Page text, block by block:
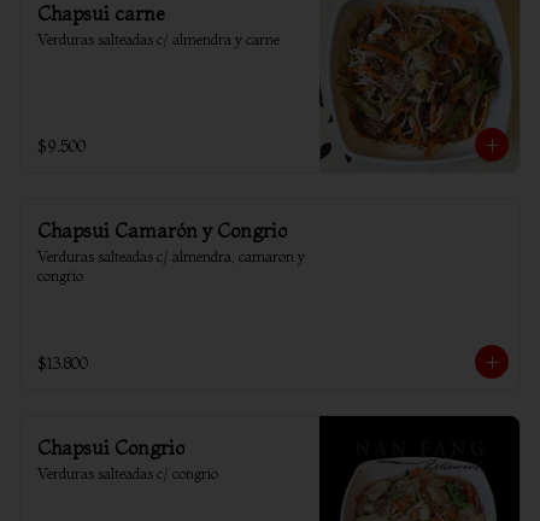
Chapsui carne
Verduras salteadas c/ almendra y carne
$9.500
Chapsui Camarón y Congrio
Verduras salteadas c/ almendra, camaron y
congrio
$13.800
Chapsui Congrio
Verduras salteadas c/ congrio